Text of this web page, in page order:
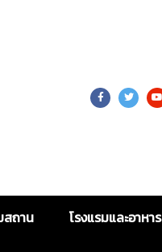
สถาน โรงแรมและอาหาร